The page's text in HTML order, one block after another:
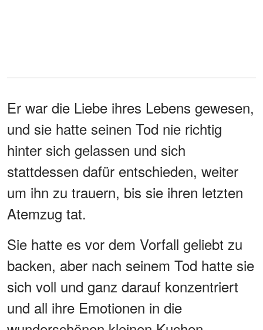
Er war die Liebe ihres Lebens gewesen,
und sie hatte seinen Tod nie richtig
hinter sich gelassen und sich
stattdessen dafür entschieden, weiter
um ihn zu trauern, bis sie ihren letzten
Atemzug tat.
Sie hatte es vor dem Vorfall geliebt zu
backen, aber nach seinem Tod hatte sie
sich voll und ganz darauf konzentriert
und all ihre Emotionen in die